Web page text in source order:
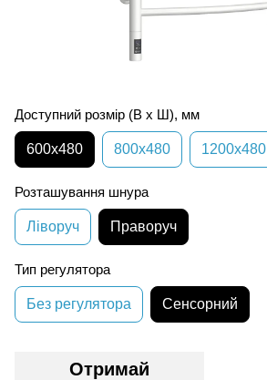
Доступний розмір (В х Ш), мм
600х480 800х480 1200х480
Розташування шнура
Ліворуч Праворуч
Тип регулятора
Без регулятора Сенсорний
Отримай